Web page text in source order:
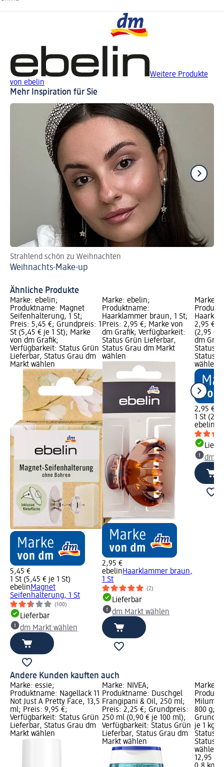
Weitere Produkte
von ebelin
Mehr Inspiration für Sie
Strahlend schön zu Weihnachten
Weihnachts-Make-up
Ähnliche Produkte
Marke: ebelin;
Produktname: Magnet
Seifenhalterung, 1 St;
Preis: 5,45 €; Grundpreis: 1
St (5,45 € je 1 St); Marke
von dm Grafik;
Verfügbarkeit: Status Grün
Lieferbar, Status Grau dm
Markt wählen
5,45 €
1 St (5,45 € je 1 St)
ebelinMagnet
Seifenhalterung, 1 St
(100)
Lieferbar
dm Markt wählen
Marke: ebelin;
Produktname:
Haarklammer braun, 1 St;
Preis: 2,95 €; Marke von
dm Grafik; Verfügbarkeit:
Status Grün Lieferbar,
Status Grau dm Markt
wählen
2,95 €
ebelinHaarklammer braun,
1 St
(2)
Lieferbar
dm Markt wählen
Marke:
2,95 €;
(2,95 €
dm
Status
Status
wählen
2,95 €
1 St
ebelin
dm
Andere Kunden kauften auch
Marke: essie;
Produktname: Nagellack 11
Not Just A Pretty Face, 13,5
ml; Preis: 9,95 €;
Verfügbarkeit: Status Grün
Lieferbar, Status Grau dm
Markt wählen
Marke: NIVEA;
Produktname: Duschgel
Frangipani & Oil, 250 ml;
Preis: 2,25 €; Grundpreis:
250 ml (0,90 € je 100 ml);
Verfügbarkeit: Status Grün
Lieferbar, Status Grau dm
Markt wählen
Marke:
Milumil
800 g;
je 1 kg);
Status
Status
wählen
12,95 €